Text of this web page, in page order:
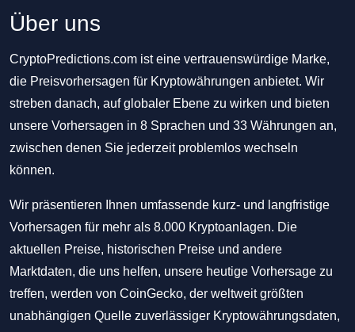
Über uns
CryptoPredictions.com ist eine vertrauenswürdige Marke,
die Preisvorhersagen für Kryptowährungen anbietet. Wir
streben danach, auf globaler Ebene zu wirken und bieten
unsere Vorhersagen in 8 Sprachen und 33 Währungen an,
zwischen denen Sie jederzeit problemlos wechseln
können.
Wir präsentieren Ihnen umfassende kurz- und langfristige
Vorhersagen für mehr als 8.000 Kryptoanlagen. Die
aktuellen Preise, historischen Preise und andere
Marktdaten, die uns helfen, unsere heutige Vorhersage zu
treffen, werden von CoinGecko, der weltweit größten
unabhängigen Quelle zuverlässiger Kryptowährungsdaten,